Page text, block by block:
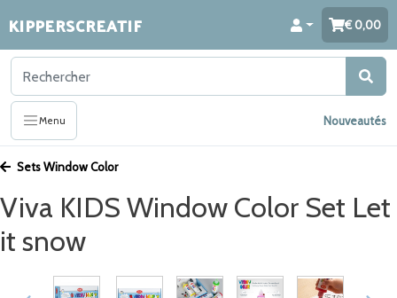
KIPPERSCREATIF 0,00
Menu Nouveautés
Sets Window Color
Viva KIDS Window Color Set Let
it snow